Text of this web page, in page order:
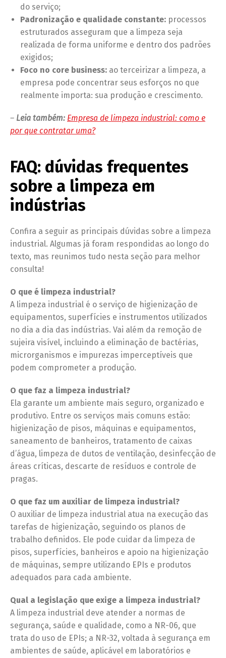
do serviço;
Padronização e qualidade constante: processos
estruturados asseguram que a limpeza seja
realizada de forma uniforme e dentro dos padrões
exigidos;
Foco no core business: ao terceirizar a limpeza, a
empresa pode concentrar seus esforços no que
realmente importa: sua produção e crescimento.
– Leia também: Empresa de limpeza industrial: como e
por que contratar uma?
FAQ: dúvidas frequentes
sobre a limpeza em
indústrias
Confira a seguir as principais dúvidas sobre a limpeza
industrial. Algumas já foram respondidas ao longo do
texto, mas reunimos tudo nesta seção para melhor
consulta!
O que é limpeza industrial?
A limpeza industrial é o serviço de higienização de
equipamentos, superfícies e instrumentos utilizados
no dia a dia das indústrias. Vai além da remoção de
sujeira visível, incluindo a eliminação de bactérias,
microrganismos e impurezas imperceptíveis que
podem comprometer a produção.
O que faz a limpeza industrial?
Ela garante um ambiente mais seguro, organizado e
produtivo. Entre os serviços mais comuns estão:
higienização de pisos, máquinas e equipamentos,
saneamento de banheiros, tratamento de caixas
d’água, limpeza de dutos de ventilação, desinfecção de
áreas críticas, descarte de resíduos e controle de
pragas.
O que faz um auxiliar de limpeza industrial?
O auxiliar de limpeza industrial atua na execução das
tarefas de higienização, seguindo os planos de
trabalho definidos. Ele pode cuidar da limpeza de
pisos, superfícies, banheiros e apoio na higienização
de máquinas, sempre utilizando EPIs e produtos
adequados para cada ambiente.
Qual a legislação que exige a limpeza industrial?
A limpeza industrial deve atender a normas de
segurança, saúde e qualidade, como a NR-06, que
trata do uso de EPIs; a NR-32, voltada à segurança em
ambientes de saúde, aplicável em laboratórios e